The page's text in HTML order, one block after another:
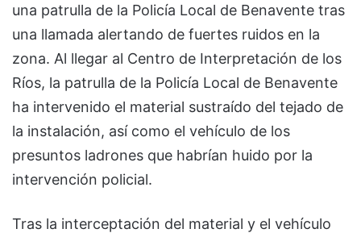
una patrulla de la Policía Local de Benavente tras
una llamada alertando de fuertes ruidos en la
zona. Al llegar al Centro de Interpretación de los
Ríos, la patrulla de la Policía Local de Benavente
ha intervenido el material sustraído del tejado de
la instalación, así como el vehículo de los
presuntos ladrones que habrían huido por la
intervención policial.
Tras la interceptación del material y el vehículo